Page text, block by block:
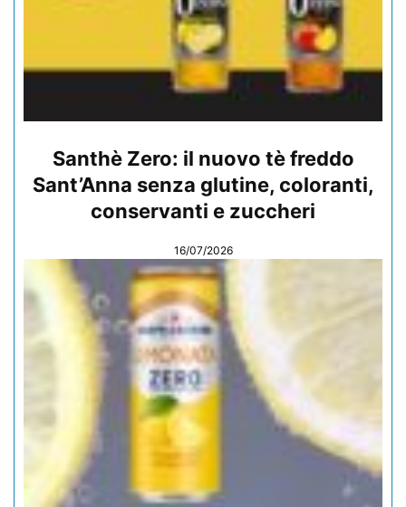
Santhè Zero: il nuovo tè freddo
Sant’Anna senza glutine, coloranti,
conservanti e zuccheri
16/07/2026